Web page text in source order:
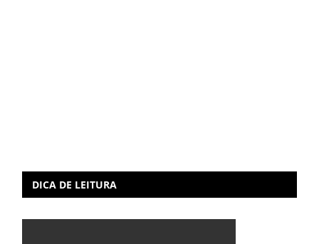
DICA DE LEITURA